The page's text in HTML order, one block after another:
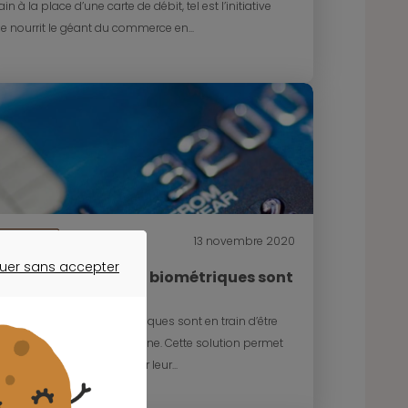
à la place d’une carte de débit, tel est l’initiative
nourrit le géant du commerce en...
13 novembre 2020
cartes bancaires biométriques sont
cartes bancaires biométriques sont en train d’être
dans l’Hexagone. Cette solution permet
consommateurs d’utiliser leur...
sans accepter